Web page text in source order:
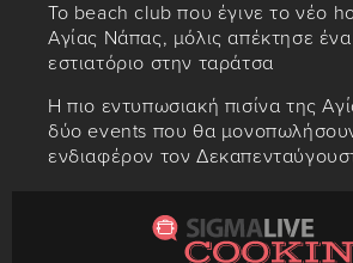
Το beach club που έγινε το νέο
Αγίας Νάπας, μόλις απέκτησε
εστιατόριο στην ταράτσα
Η πιο εντυπωσιακή πισίνα της
δύο events που θα
ενδιαφέρον τον